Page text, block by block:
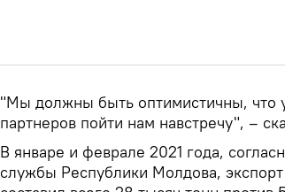
"Мы должны быть оптимистичны, что
партнеров пойти нам навстречу", –
В январе и феврале 2021 года,
службы Республики Молдова,